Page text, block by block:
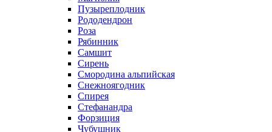
Пузыреплодник
Рододендрон
Роза
Рябинник
Самшит
Сирень
Смородина альпийская
Снежноягодник
Спирея
Стефанандра
Форзиция
Чубушник